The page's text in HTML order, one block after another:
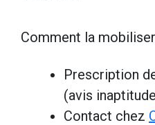
Comment la
Prescription
(avis
Contact chez